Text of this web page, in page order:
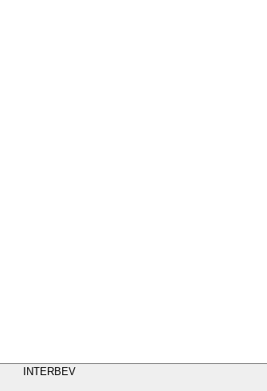
INTERBEV